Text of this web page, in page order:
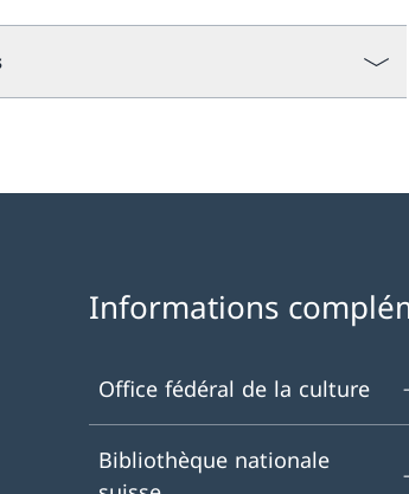
Informations
Office fédéral de la culture
Bibliothèque nationale